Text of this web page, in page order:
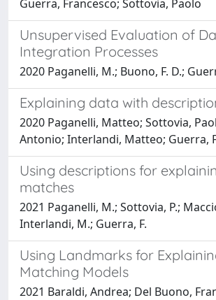
Guerra, Francesco; Sottovia, Paolo
Unsupervised Evaluation of
Integration Processes
2020 Paganelli, M.; Buono, F. D.;
Explaining data with
2020 Paganelli, Matteo; Sottovia,
Antonio; Interlandi, Matteo; Guerra,
Using descriptions for
matches
2021 Paganelli, M.; Sottovia, P.;
Interlandi, M.; Guerra, F.
Using Landmarks for
Matching Models
2021 Baraldi, Andrea; Del Buono,